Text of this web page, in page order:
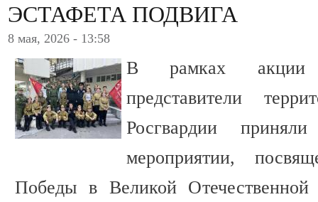
ЭСТАФЕТА ПОДВИГА
8 мая, 2026 - 13:58
В рамках акции
представители
Росгвардии
мероприятии,
Победы в Великой